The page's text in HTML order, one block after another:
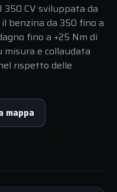
CV sviluppata da
il benzina da 350 fino a
fino a +25 Nm di
misura e collaudata
rispetto delle
mappa